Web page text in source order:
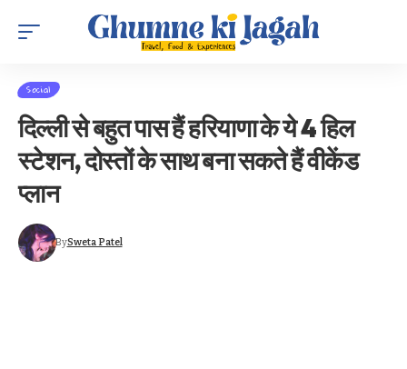
Social
दिल्ली से बहुत पास हैं हरियाणा के ये 4 हिल
स्टेशन, दोस्तों के साथ बना सकते हैं वीकेंड
प्लान
BySweta Patel